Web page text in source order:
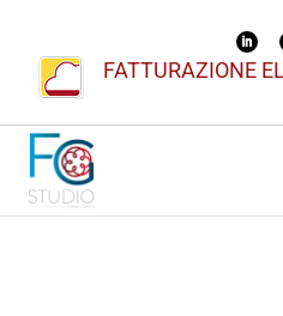
FATTURAZIONE